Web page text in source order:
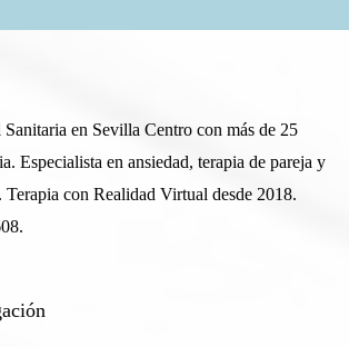
Sanitaria en Sevilla Centro con más de 25
Especialista en ansiedad, terapia de pareja y
Terapia con Realidad Virtual desde 2018.